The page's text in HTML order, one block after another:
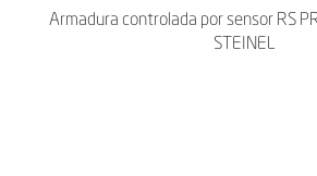
Armadura controlada por sensor RS
STEINEL